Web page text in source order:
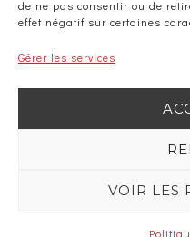
de ne pas consentir ou de
effet négatif sur certaines
Gérer les services
VOIR LES
Copyright © 2026